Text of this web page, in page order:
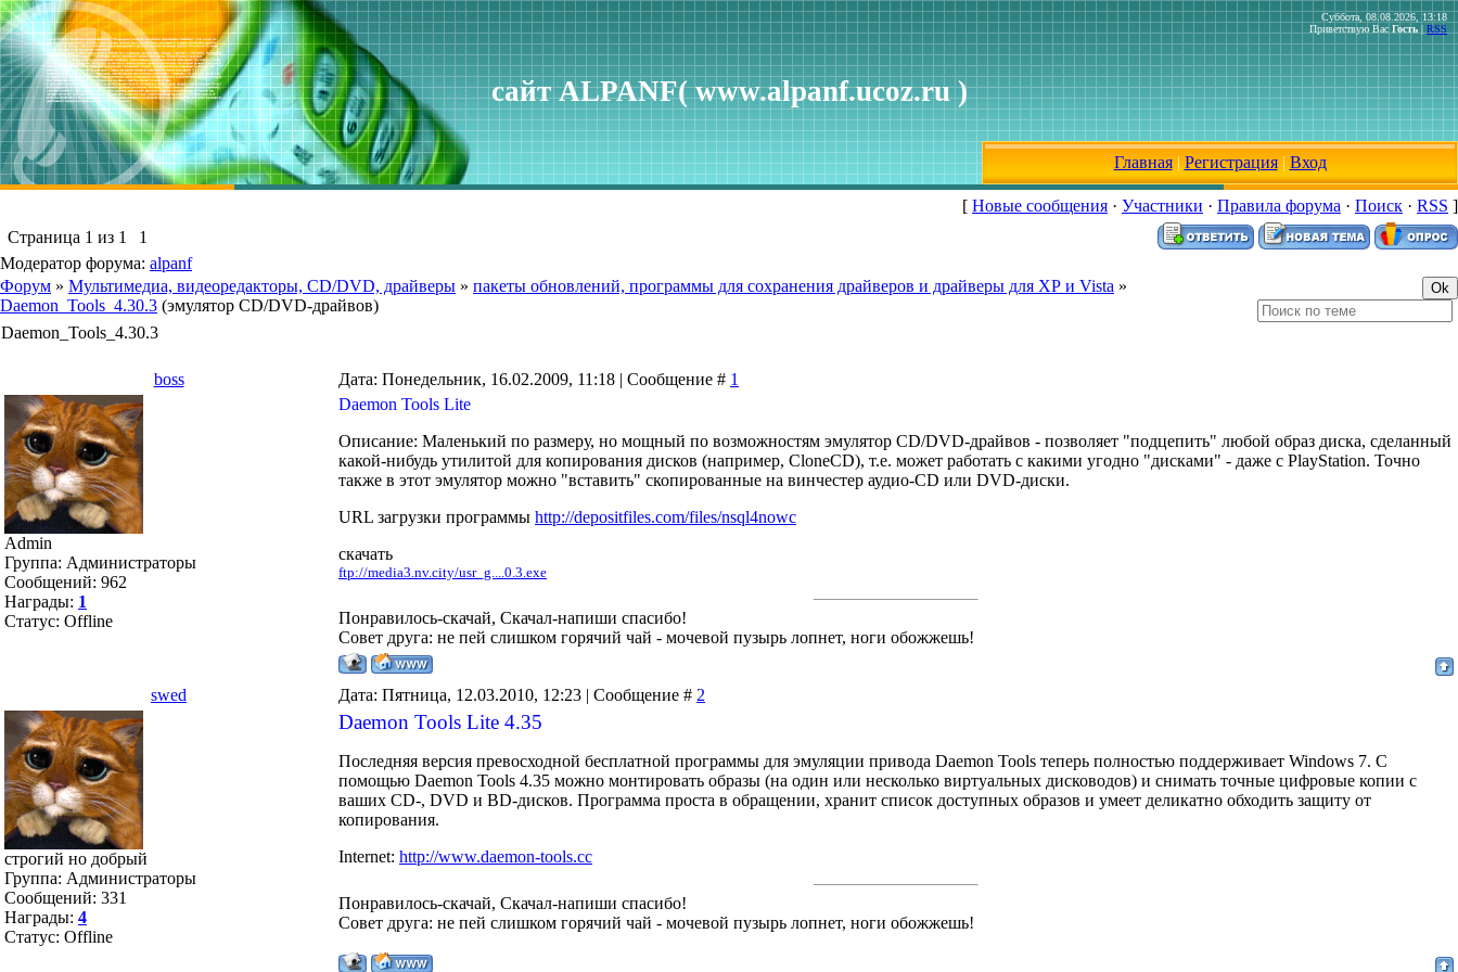
сайт ALPANF( www.alpanf.ucoz.ru )
Суббота, 08.08.2026, 13:18
Приветствую Вас Гость | RSS
Главная| Регистрация| Вход
[ Новые сообщения · Участники · Правила форума · Поиск · RSS ]
Страница 1 из 1
1
Модератор форума: alpanf
Форум » Мультимедиа, видеоредакторы, CD/DVD, драйверы » пакеты обновлений, программы для сохранения драйверов и драйверы для ХР и Vista »
Daemon_Tools_4.30.3 (эмулятор CD/DVD-драйвов)
Daemon_Tools_4.30.3
boss Дата: Понедельник, 16.02.2009, 11:18 | Сообщение # 1
Admin
Группа: Администраторы
Сообщений: 962
Награды: 1
Статус: Offline
Daemon Tools Lite
Описание: Маленький по размеру, но мощный по возможностям эмулятор CD/DVD-драйвов - позволяет "подцепить" любой образ диска, сделанный
какой-нибудь утилитой для копирования дисков (например, CloneCD), т.е. может работать с какими угодно "дисками" - даже с PlayStation. Точно
также в этот эмулятор можно "вставить" скопированные на винчестер аудио-CD или DVD-диски.
URL загрузки программы http://depositfiles.com/files/nsql4nowc
скачать
ftp://media3.nv.city/usr_g....0.3.exe
Понравилось-скачай, Скачал-напиши спасибо!
Совет друга: не пей слишком горячий чай - мочевой пузырь лопнет, ноги обожжешь!
swed Дата: Пятница, 12.03.2010, 12:23 | Сообщение # 2
строгий но добрый
Группа: Администраторы
Сообщений: 331
Награды: 4
Статус: Offline
Daemon Tools Lite 4.35
Последняя версия превосходной бесплатной программы для эмуляции привода Daemon Tools теперь полностью поддерживает Windows 7. С
помощью Daemon Tools 4.35 можно монтировать образы (на один или несколько виртуальных дисководов) и снимать точные цифровые копии с
ваших CD-, DVD и BD-дисков. Программа проста в обращении, хранит список доступных образов и умеет деликатно обходить защиту от
копирования.
Internet: http://www.daemon-tools.cc
Понравилось-скачай, Скачал-напиши спасибо!
Совет друга: не пей слишком горячий чай - мочевой пузырь лопнет, ноги обожжешь!